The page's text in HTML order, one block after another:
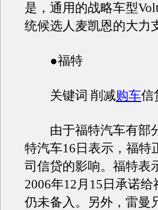
是，通用的战略车型
统候选人麦凯恩的大力
●福特
关键词 削减购车信
由于福特汽车有部分
特汽车16日表示，福特
司信贷的影响。福特表
2006年12月15日承诺
仍未备入。另外，雷曼